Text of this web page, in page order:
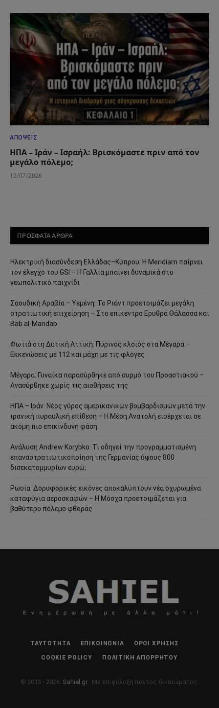
ΑΠΌΨΕΙΣ
ΗΠΑ – Ιράν – Ισραήλ: Βρισκόμαστε πριν από τον
μεγάλο πόλεμο;
12/07/2026
ΠΡΟΣΦΑΤΑ ΑΡΘΡΑ
Ηλεκτρική διασύνδεση Ελλάδας–Κύπρου: Η Meridiam παίρνει
τον έλεγχο του GSI – Η Γαλλία μπαίνει δυναμικά στο
γεωπολιτικό παιχνίδι
Σαουδική Αραβία – Υεμένη: Το Ριάντ προετοιμάζει μεγάλη
στρατιωτική επιχείρηση – Στο επίκεντρο Ερυθρά Θάλασσα και
Bab al-Mandab
Φωτιά στη Δυτική Αττική: Πύρινος κλοιός στα Μέγαρα –
Εκκενώσεις με 112 και μάχη με τις φλόγες
Μέγαρα: Γυναίκα παρασύρθηκε από συρμό του Προαστιακού –
Ανασύρθηκε χωρίς τις αισθήσεις της
ΗΠΑ – Ιράν: Νέος γύρος αμερικανικών βομβαρδισμών μετά την
ιρανική πυραυλική επίθεση – Η Μέση Ανατολή εισέρχεται σε
ακόμη πιο επικίνδυνη φάση
Ανάλυση Andrew Korybko: Τι οδηγεί την προγραμματισμένη
επαναστρατιωτικοποίηση της Γερμανίας ύψους 800
δισεκατομμυρίων ευρώ;
Ρωσία: Δορυφορικές εικόνες αποκαλύπτουν νέα οχυρωμένα
καταφύγια αεροσκαφών – Η Μόσχα προετοιμάζεται για
βαθύτερο πόλεμο φθοράς
ΤΑΥΤΌΤΗΤΑ ΕΠΙΚΟΙΝΩΝΊΑ ΌΡΟΙ ΧΡΉΣΗΣ
COOKIE POLICY ΠΟΛΙΤΙΚΉ ΑΠΟΡΡΉΤΟΥ
© 2013 - 2026: Sahiel.gr . Με επιφύλαξη παντός δικαιώματος.